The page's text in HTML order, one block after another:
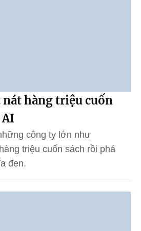
nát hàng triệu cuốn
công ty lớn như
triệu cuốn sách rồi phá
đen.